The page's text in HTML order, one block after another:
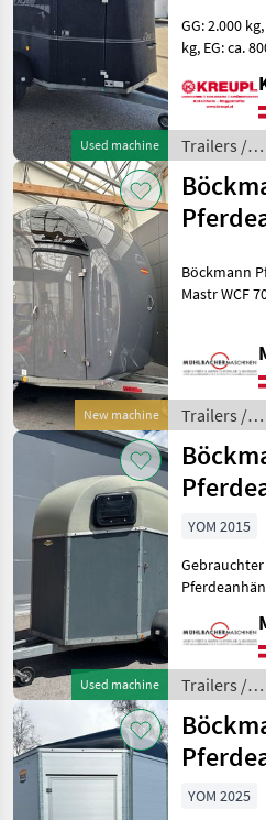
Used machine
GG: 2.000 kg, NL: ca. 1.200
kg, EG: ca. 800 kg BJ:
R15 Farbe:
V-Deichsel, Stützrad
automatik, Innenleuchte
Aluminiumb
Trailers /
Böckmann
New machine
Böckmann
Mastr WCF
Polyester-
Planenlift
Netz -
Trailers /
Böckmann
Used machine
Duo
2.000kg,
YOM 2015
zul.
-
Nutzlast
Innenmaße
Trailers /
Böckmann
YOM 2025